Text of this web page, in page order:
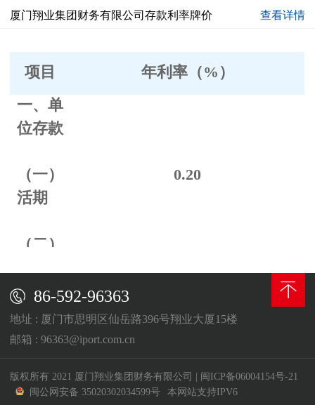
厦门翔业集团财务有限公司存款利率牌价 查看详情
项目 年利率（%）
一、单
位存款
（一）
活期
0.20
（二）
整存整
取
三个月
0.70
86-592-96363
地址 : 厦门市思明区仙岳路396号翔业大厦15楼
邮箱 : 96363@iport.com.cn
版权所有 2021 厦门翔业集团财务有限公司 | 闽ICP备06004154号-21
闽公网安备 35020302034599号
本网站支持IPV6